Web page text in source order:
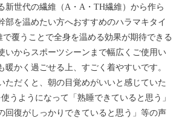
新世代の繊維（A・A・TH繊維）から作ら
部を温めたい方へおすすめのハラマキタイ
覆うことで全身を温める効果が期待できる
いからスポーツシーンまで幅広くご使用い
暖かく過ごせる上、すごく着やすいです。
ただくと、朝の目覚めがいいと感じていた
うようになって「熟睡できていると思う」
回復がしっかりできていると思う」等の声